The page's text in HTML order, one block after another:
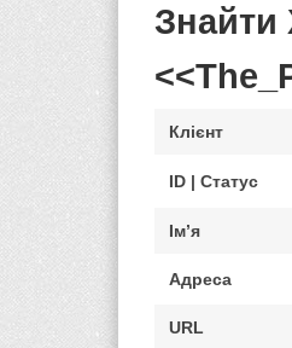
Знайти
Клієнт
ID | Статус
Ім’я
Адреса
URL